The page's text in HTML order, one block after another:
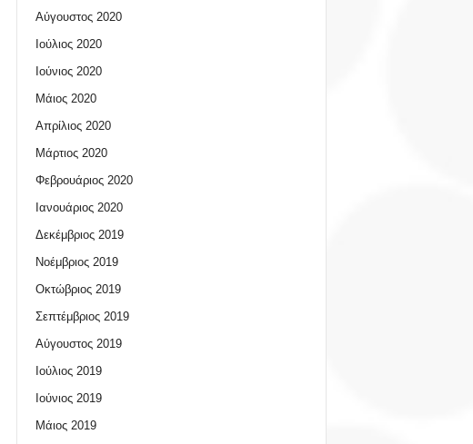
Αύγουστος 2020
Ιούλιος 2020
Ιούνιος 2020
Μάιος 2020
Απρίλιος 2020
Μάρτιος 2020
Φεβρουάριος 2020
Ιανουάριος 2020
Δεκέμβριος 2019
Νοέμβριος 2019
Οκτώβριος 2019
Σεπτέμβριος 2019
Αύγουστος 2019
Ιούλιος 2019
Ιούνιος 2019
Μάιος 2019